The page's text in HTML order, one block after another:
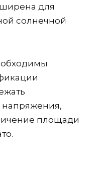
для
солнечной
площади